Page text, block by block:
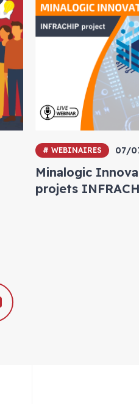
# WEBINAIRES 07/
Minalogic
projets